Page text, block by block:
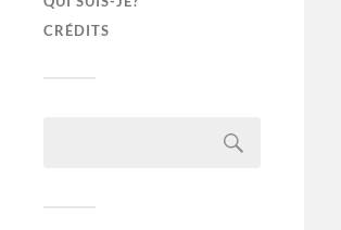
CRÉDITS